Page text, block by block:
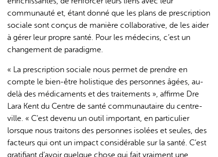
communauté et, étant donné que les plans de prescription
sociale sont conçus de manière collaborative, de les aider
à gérer leur propre santé. Pour les médecins, c’est un
changement de paradigme.
« La prescription sociale nous permet de prendre en
compte le bien-être holistique des personnes âgées, au-
delà des médicaments et des traitements », affirme Dre
Lara Kent du Centre de santé communautaire du centre-
ville. « C’est devenu un outil important, en particulier
lorsque nous traitons des personnes isolées et seules, des
facteurs qui ont un impact considérable sur la santé. C’est
gratifiant d’avoir quelque chose qui fait vraiment une